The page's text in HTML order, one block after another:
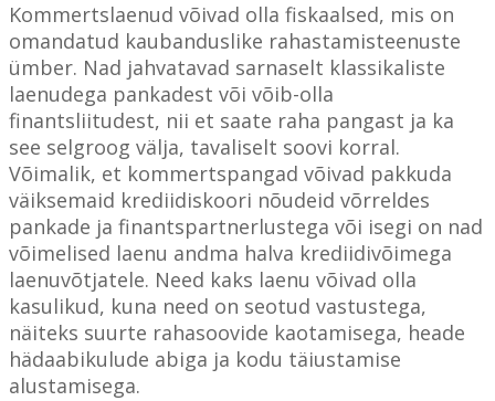
Kommertslaenud võivad olla fiskaalsed, mis on
omandatud kaubanduslike rahastamisteenuste
ümber. Nad jahvatavad sarnaselt klassikaliste
laenudega pankadest või võib-olla
finantsliitudest, nii et saate raha pangast ja ka
see selgroog välja, tavaliselt soovi korral.
Võimalik, et kommertspangad võivad pakkuda
väiksemaid krediidiskoori nõudeid võrreldes
pankade ja finantspartnerlustega või isegi on nad
võimelised laenu andma halva krediidivõimega
laenuvõtjatele. Need kaks laenu võivad olla
kasulikud, kuna need on seotud vastustega,
näiteks suurte rahasoovide kaotamisega, heade
hädaabikulude abiga ja kodu täiustamise
alustamisega.